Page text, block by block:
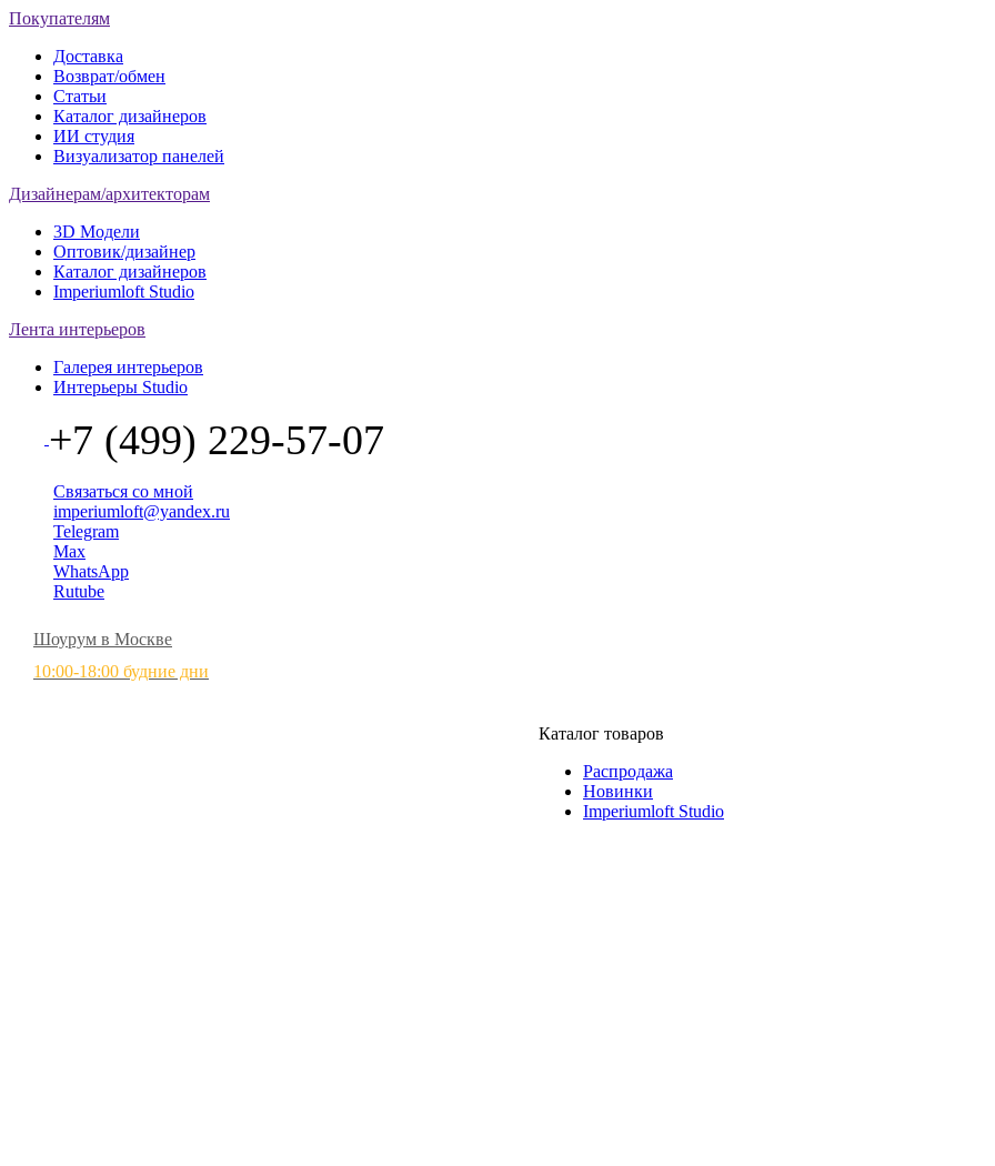
Покупателям
Доставка
Возврат/обмен
Статьи
Каталог дизайнеров
ИИ студия
Визуализатор панелей
Дизайнерам/архитекторам
3D Модели
Оптовик/дизайнер
Каталог дизайнеров
Imperiumloft Studio
Лента интерьеров
Галерея интерьеров
Интерьеры Studio
+7 (499) 229-57-07
Связаться со мной
imperiumloft@yandex.ru
Telegram
Max
WhatsApp
Rutube
Шоурум в Москве
10:00-18:00 будние дни
Каталог товаров
Распродажа
Новинки
Imperiumloft Studio